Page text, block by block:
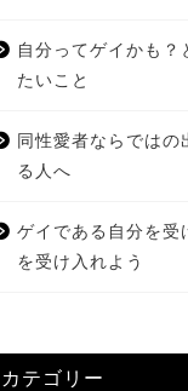
自分ってゲイかも？
たいこと
同性愛者ならではの
る人へ
ゲイである自分を受
を受け入れよう
カテゴリー